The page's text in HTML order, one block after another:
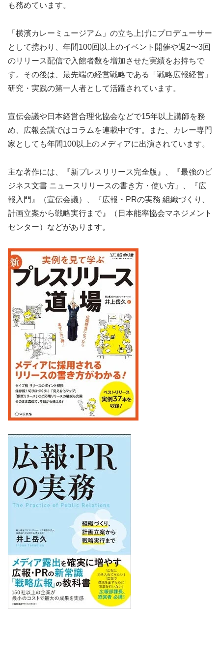
も務めています。
「横濱カレーミュージアム」の立ち上げにプロデューサー
として携わり、年間100回以上のイベント開催や週2〜3回
のリリース配信で入館者数を増加させた実績をお持ちで
す。その後は、最先端の経営戦略である「戦略広報経営」
研究・実践の第一人者として活躍されています。
宣伝会議や日本経営合理化協会などで15年以上講師を務
め、広報会議ではコラムを連載中です。また、カレー専門
家としても年間100以上のメディアに出演されています。
主な著作には、『新プレスリリース完全版』、『最強のビ
ジネス文書 ニュースリリースの書き方・使い方』、『広
報入門』（宣伝会議）、『広報・PRの実務 組織づくり、
計画立案から戦略実行まで』（日本能率協会マネジメント
センター）などがあります。